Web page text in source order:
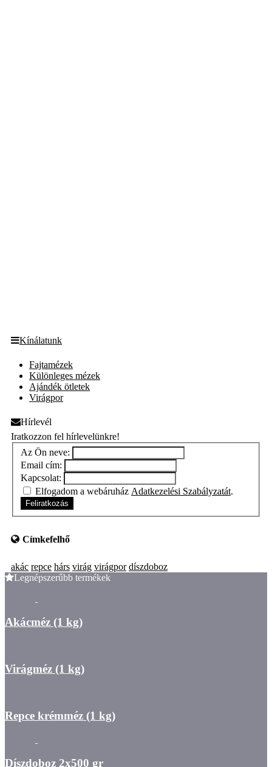
Kínálatunk
Fajtamézek
Különleges mézek
Ajándék ötletek
Virágpor
Hírlevél
Iratkozzon fel hírlevelünkre!
Az Ön neve:
Email cím:
Kapcsolat:
Elfogadom a webáruház Adatkezelési Szabályzatát.
Feliratkozás
Címkefelhő
akác repce hárs virág virágpor díszdoboz
Legnépszerűbb termékek
Akácméz (1 kg)
Virágméz (1 kg)
Repce krémméz (1 kg)
Díszdoboz 2x500 gr